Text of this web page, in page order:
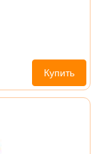
Купить